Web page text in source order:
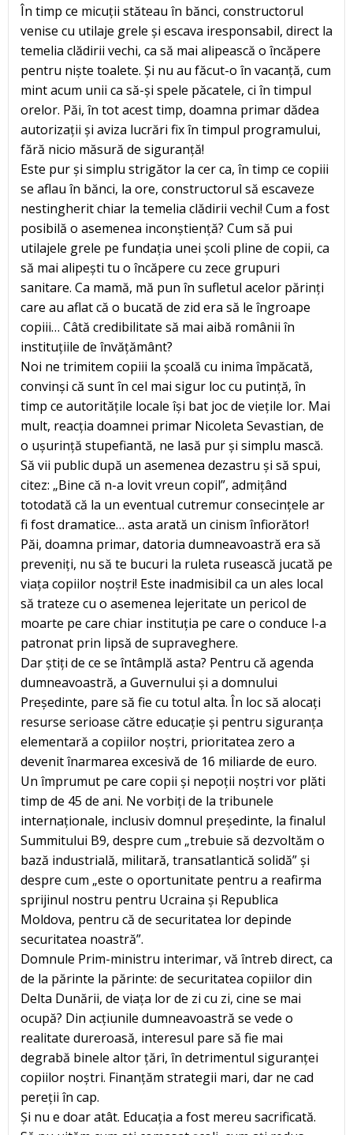
În timp ce micuții stăteau în bănci, constructorul
venise cu utilaje grele și escava iresponsabil, direct la
temelia clădirii vechi, ca să mai alipească o încăpere
pentru niște toalete. Și nu au făcut-o în vacanță, cum
mint acum unii ca să-și spele păcatele, ci în timpul
orelor. Păi, în tot acest timp, doamna primar dădea
autorizații și aviza lucrări fix în timpul programului,
fără nicio măsură de siguranță!
Este pur și simplu strigător la cer ca, în timp ce copiii
se aflau în bănci, la ore, constructorul să escaveze
nestingherit chiar la temelia clădirii vechi! Cum a fost
posibilă o asemenea inconștiență? Cum să pui
utilajele grele pe fundația unei școli pline de copii, ca
să mai alipești tu o încăpere cu zece grupuri
sanitare. Ca mamă, mă pun în sufletul acelor părinți
care au aflat că o bucată de zid era să le îngroape
copiii… Câtă credibilitate să mai aibă românii în
instituțiile de învățământ?
Noi ne trimitem copiii la școală cu inima împăcată,
convinși că sunt în cel mai sigur loc cu putință, în
timp ce autoritățile locale își bat joc de viețile lor. Mai
mult, reacția doamnei primar Nicoleta Sevastian, de
o ușurință stupefiantă, ne lasă pur și simplu mască.
Să vii public după un asemenea dezastru și să spui,
citez: „Bine că n-a lovit vreun copil”, admițând
totodată că la un eventual cutremur consecințele ar
fi fost dramatice… asta arată un cinism înfiorător!
Păi, doamna primar, datoria dumneavoastră era să
preveniți, nu să te bucuri la ruleta rusească jucată pe
viața copiilor noștri! Este inadmisibil ca un ales local
să trateze cu o asemenea lejeritate un pericol de
moarte pe care chiar instituția pe care o conduce l-a
patronat prin lipsă de supraveghere.
Dar știți de ce se întâmplă asta? Pentru că agenda
dumneavoastră, a Guvernului și a domnului
Președinte, pare să fie cu totul alta. În loc să alocați
resurse serioase către educație și pentru siguranța
elementară a copiilor noștri, prioritatea zero a
devenit înarmarea excesivă de 16 miliarde de euro.
Un împrumut pe care copii și nepoții noștri vor plăti
timp de 45 de ani. Ne vorbiți de la tribunele
internaționale, inclusiv domnul președinte, la finalul
Summitului B9, despre cum „trebuie să dezvoltăm o
bază industrială, militară, transatlantică solidă” și
despre cum „este o oportunitate pentru a reafirma
sprijinul nostru pentru Ucraina și Republica
Moldova, pentru că de securitatea lor depinde
securitatea noastră”.
Domnule Prim-ministru interimar, vă întreb direct, ca
de la părinte la părinte: de securitatea copiilor din
Delta Dunării, de viața lor de zi cu zi, cine se mai
ocupă? Din acțiunile dumneavoastră se vede o
realitate dureroasă, interesul pare să fie mai
degrabă binele altor țări, în detrimentul siguranței
copiilor noștri. Finanțăm strategii mari, dar ne cad
pereții în cap.
Și nu e doar atât. Educația a fost mereu sacrificată.